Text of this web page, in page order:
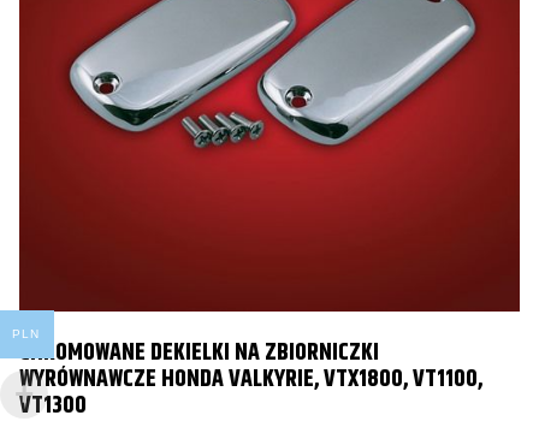
CHROMOWANE DEKIELKI NA ZBIORNICZKI
WYRÓWNAWCZE HONDA VALKYRIE, VTX1800, VT1100,
VT1300
PLN